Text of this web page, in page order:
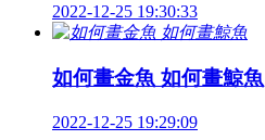
2022-12-25 19:30:33
如何畫金魚 如何畫鯨魚
2022-12-25 19:29:09